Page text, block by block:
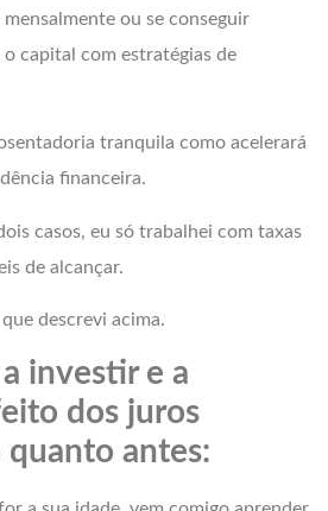
ou se conseguir
capital com estratégias de
tranquila como acelerará
financeira.
casos, eu só trabalhei com taxas
de alcançar.
descrevi acima.
investir e a
dos juros
antes: